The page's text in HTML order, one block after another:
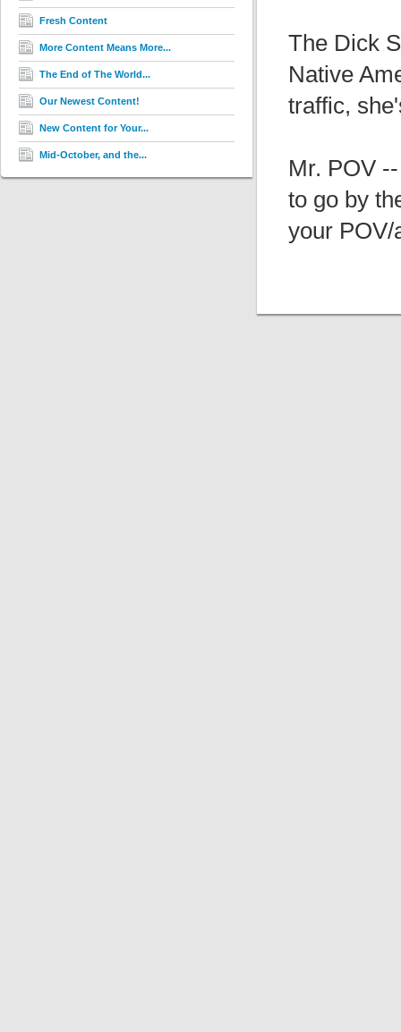
Fresh Content
More Content Means More...
The End of The World...
Our Newest Content!
New Content for Your...
Mid-October, and the...
The Dick
Native
traffic,
Mr. POV
to go by
your